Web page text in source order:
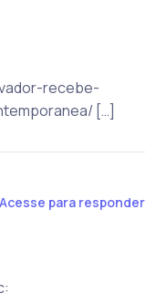
recebe-
[…]
Acesse para responder